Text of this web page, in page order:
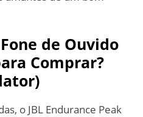
de Ouvido
Comprar?
o JBL Endurance Peak